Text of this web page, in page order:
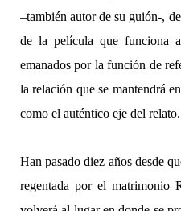
–también autor de su guión-,
de la película que funciona
emanados por la función de
la relación que se mantendrá
como el auténtico eje del relato.
Han pasado diez años desde
regentada por el matrimonio